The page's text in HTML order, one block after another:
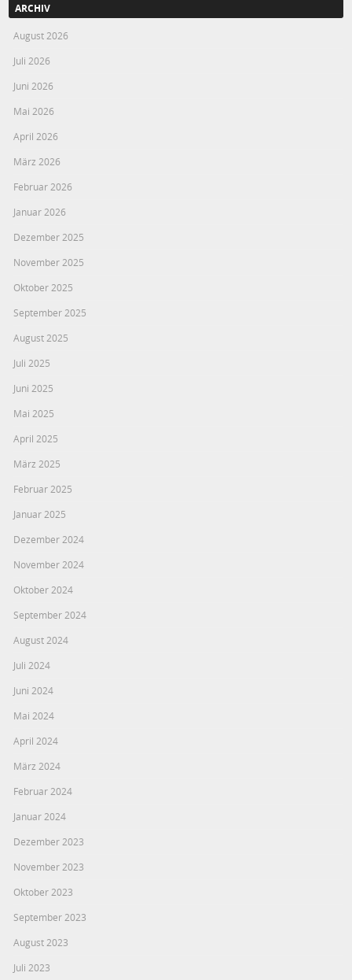
ARCHIV
August 2026
Juli 2026
Juni 2026
Mai 2026
April 2026
März 2026
Februar 2026
Januar 2026
Dezember 2025
November 2025
Oktober 2025
September 2025
August 2025
Juli 2025
Juni 2025
Mai 2025
April 2025
März 2025
Februar 2025
Januar 2025
Dezember 2024
November 2024
Oktober 2024
September 2024
August 2024
Juli 2024
Juni 2024
Mai 2024
April 2024
März 2024
Februar 2024
Januar 2024
Dezember 2023
November 2023
Oktober 2023
September 2023
August 2023
Juli 2023